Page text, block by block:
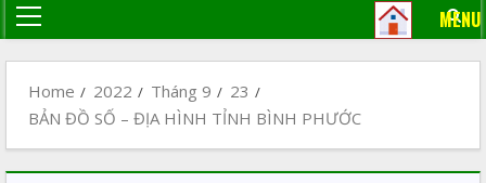
MENU
Home 2022 Tháng 9
23
BẢN ĐỒ SỐ – ĐỊA HÌNH TỈNH BÌNH PHƯỚC